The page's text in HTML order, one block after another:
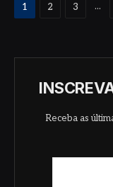
1 2 3 ...
Receba as